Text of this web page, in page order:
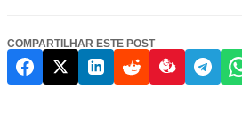
COMPARTILHAR ESTE POST